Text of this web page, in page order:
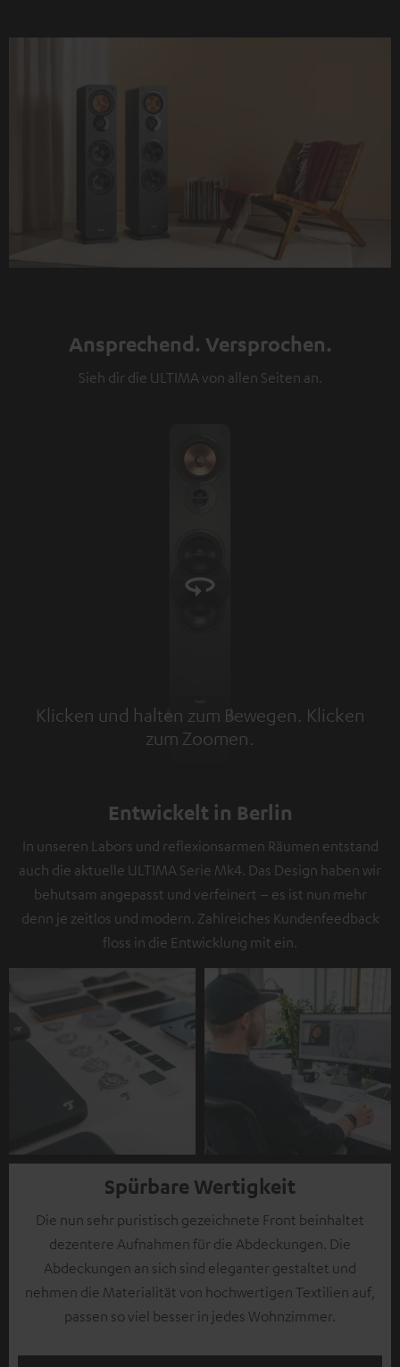
Ansprechend. Versprochen.
Sieh dir die ULTIMA von allen Seiten an.
Klicken und halten zum Bewegen. Klicken
zum Zoomen.
Tap to zoom
Entwickelt in Berlin
In unseren Labors und reflexionsarmen Räumen entstand
auch die aktuelle ULTIMA Serie Mk4. Das Design haben wir
behutsam angepasst und verfeinert – es ist nun mehr
denn je zeitlos und modern. Zahlreiches Kundenfeedback
floss in die Entwicklung mit ein.
Spürbare Wertigkeit
Die nun sehr puristisch gezeichnete Front beinhaltet
dezentere Aufnahmen für die Abdeckungen. Die
Abdeckungen an sich sind eleganter gestaltet und
nehmen die Materialität von hochwertigen Textilien auf,
passen so viel besser in jedes Wohnzimmer.